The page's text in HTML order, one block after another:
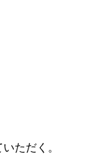
ただく。